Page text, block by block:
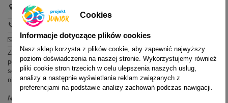
31-564 Kraków
+48 600 779 897
sklep@projektjunior.pl
Zapraszamy do sklepu stacjonarnego:
poniedziałek - piątek: 11.00-19.00
sobota: 10.00-14.00
niedziela (każda): nieczynne
Nie odpowiadamy na wiadomości SMS. W sprawach dotyczących
Cookies
Informacje dotyczące plików cookies
Nasz sklep korzysta z plików cookie, aby zapewnić najwyższy
poziom doświadczenia na naszej stronie. Wykorzystujemy również
pliki cookie stron trzecich w celu ulepszenia naszych usług,
analizy a następnie wyświetlania reklam związanych z
preferencjami na podstawie analizy zachowań podczas nawigacji.